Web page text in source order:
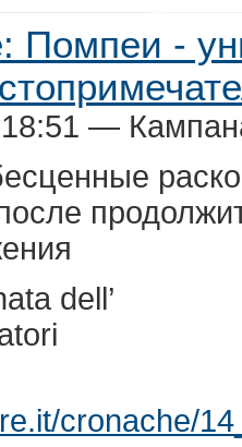
Помпеи -
18:51 —
cronache/